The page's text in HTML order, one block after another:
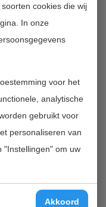
cookies die wij
In onze
voor het
analytische
gebruikt voor
personaliseren van
"Instellingen" om uw
Akkoord